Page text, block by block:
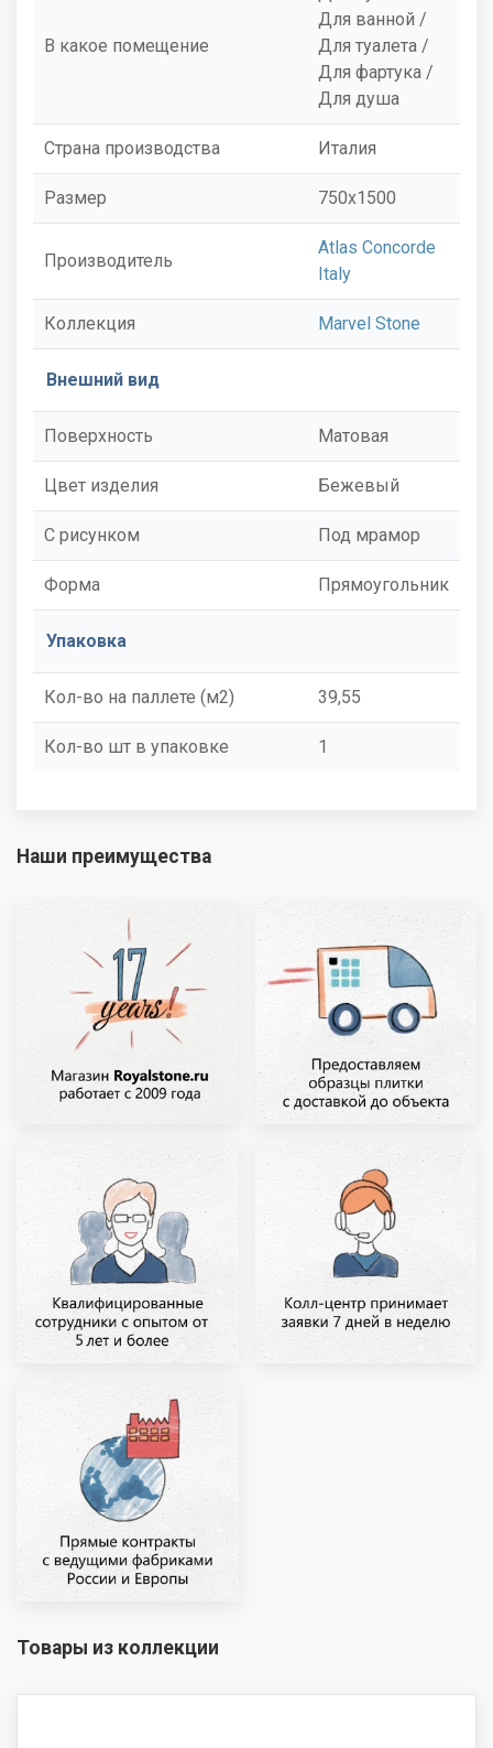
В какое помещение
Для ванной /
Для туалета /
Для фартука /
Для душа
Страна производства Италия
Размер 750x1500
Производитель
Atlas Concorde
Italy
Коллекция Marvel Stone
Внешний вид
Поверхность Матовая
Цвет изделия Бежевый
С рисунком Под мрамор
Форма Прямоугольник
Упаковка
Кол-во на паллете (м2) 39,55
Кол-во шт в упаковке 1
Наши преимущества
Товары из коллекции